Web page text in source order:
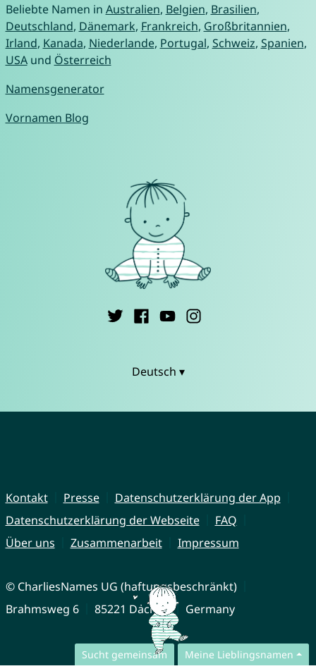
Sucht gemeinsam Meine Lieblingsnamen
Beliebte Namen in Australien, Belgien, Brasilien,
Deutschland, Dänemark, Frankreich, Großbritannien,
Irland, Kanada, Niederlande, Portugal, Schweiz, Spanien,
USAund Österreich
Namensgenerator
Vornamen Blog
Deutsch ▾
Kontakt Presse
Datenschutzerklärung der App
Datenschutzerklärung der Webseite
FAQ
Über uns
Zusammenarbeit Impressum
© CharliesNames UG (haftungsbeschränkt)
Brahmsweg 6
85221 Dachau Germany